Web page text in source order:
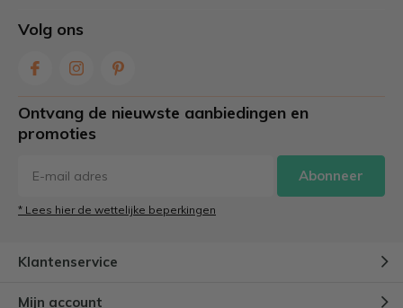
Volg ons
Ontvang de nieuwste aanbiedingen en
promoties
Abonneer
* Lees hier de wettelijke beperkingen
Klantenservice
Mijn account